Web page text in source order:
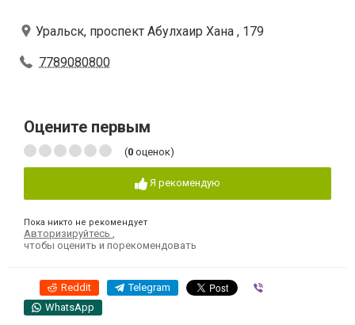
Уральск, проспект Абулхаир Хана , 179
7789080800
Оцените первым
(0 оценок)
Я рекомендую
Пока никто не рекомендует
Авторизируйтесь
чтобы оценить и порекомендовать
Reddit Telegram
WhatsApp